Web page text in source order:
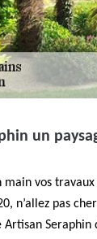
un
main vos
n’allez pas
Seraphin